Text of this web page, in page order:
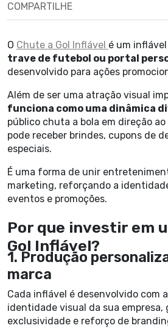
COMPARTILHE
O Chute a Gol Inflável é um
trave de futebol ou portal
desenvolvido para ações
Além de ser uma atração visual
funciona como uma dinâmica
público chuta a bola em direção
pode receber brindes, cupons de
especiais.
É uma forma de unir
marketing, reforçando a
eventos e promoções.
Por que investir em
Gol Inflável?
1. Produção
marca
Cada inflável é desenvolvido com
identidade visual da sua empresa,
exclusividade e reforço de